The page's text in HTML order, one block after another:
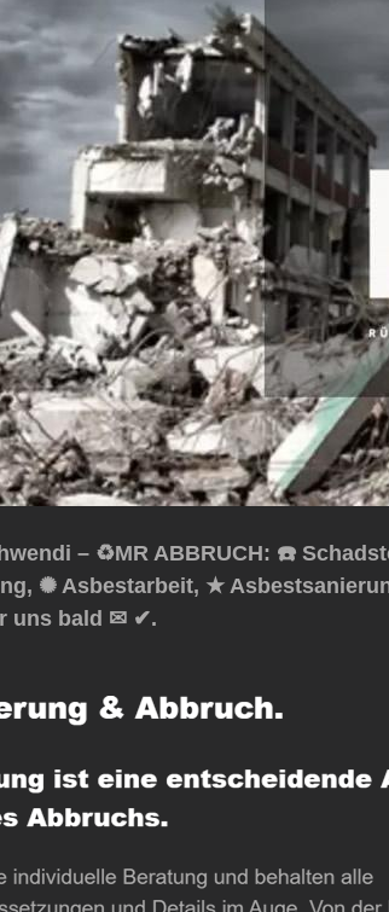
– ♻️MR ABBRUCH: ☎️
✺ Asbestarbeit, ★
uns bald ✉ ✔.